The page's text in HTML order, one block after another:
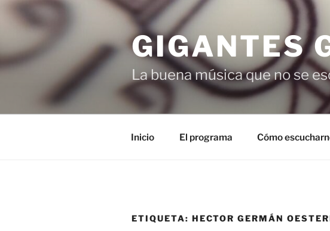
Saltar
GIGANTES
La buena música que no se
Inicio El programa Cómo
ETIQUETA: HECTOR GERMÁN